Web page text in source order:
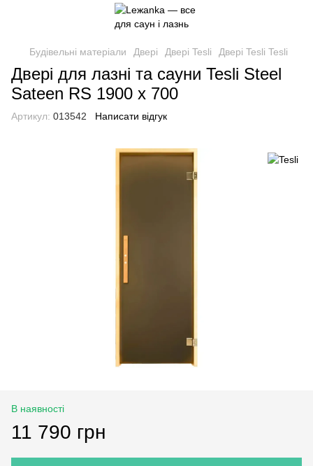
Будівельні матеріали Двері Двері Tesli Двері Tesli Tesli
Двері для лазні та сауни Tesli Steel
Sateen RS 1900 x 700
Артикул: 013542 Написати відгук
В наявності
11 790 грн